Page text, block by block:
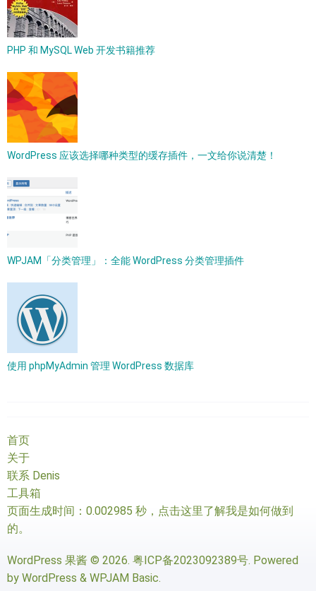
PHP 和 MySQL Web 开发书籍推荐
WordPress 应该选择哪种类型的缓存插件，一文给你说清楚！
WPJAM「分类管理」：全能 WordPress 分类管理插件
使用 phpMyAdmin 管理 WordPress 数据库
首页
关于
联系 Denis
工具箱
页面生成时间：0.002985 秒， 点击这里了解我是如何做到
的。
WordPress 果酱 © 2026. 粤ICP备2023092389号. Powered
by WordPress & WPJAM Basic.